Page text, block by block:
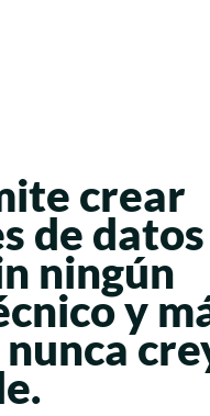
crear
de datos
ningún
y